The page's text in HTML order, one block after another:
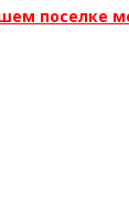
поселке